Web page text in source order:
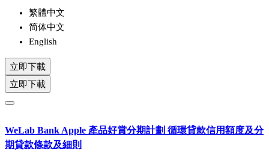
繁體中文
简体中文
English
立即下載
立即下載
WeLab Bank Apple 產品好賞分期計劃 循環貸款信用額度及分
期貸款條款及細則